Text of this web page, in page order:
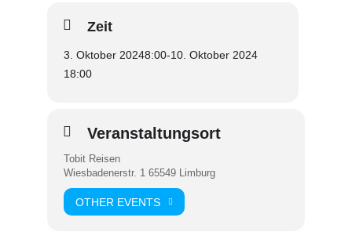
Zeit
3. Oktober 20248:00-10. Oktober 2024
18:00
Veranstaltungsort
Tobit Reisen
Wiesbadenerstr. 1 65549 Limburg
OTHER EVENTS